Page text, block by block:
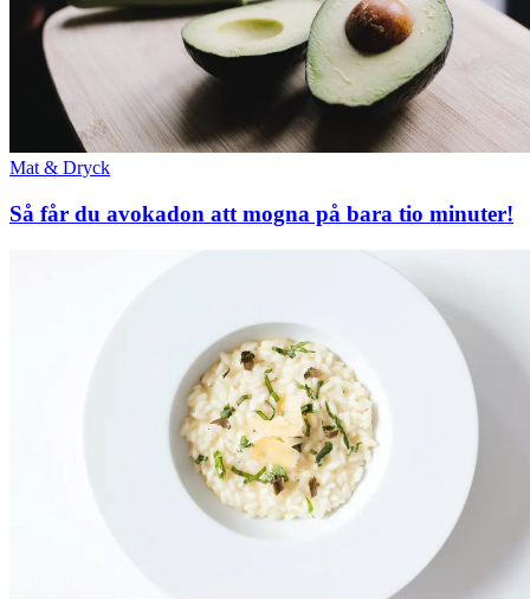
Mat & Dryck
Så får du avokadon att mogna på bara tio minuter!